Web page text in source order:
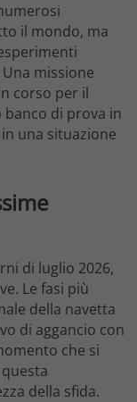
il mondo, ma
missione
corso per il
di prova in
una situazione
di luglio 2026,
Le fasi più
della navetta
di aggancio con
che si
della sfida.